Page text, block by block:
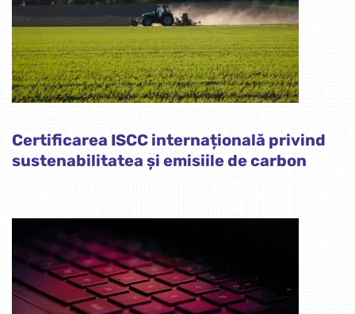
Certificarea ISCC internațională privind
sustenabilitatea și emisiile de carbon